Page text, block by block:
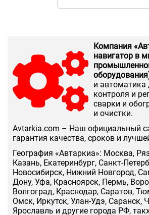
Компания
навигатор в
и автоматика
контроля и
сварки и
и очистки.
Аvtarkia.com – Наш официальный
гарантия качества, сроков и
География «Автаркиа»: Москва,
Казань, Екатеринбург, Санкт-
Новосибирск, Нижний Новгород,
Дону, Уфа, Красноярск, Пермь,
Волгоград, Краснодар, Саратов,
Омск, Иркутск, Улан-Удэ, Саранск,
Ярославль и другие города РФ,